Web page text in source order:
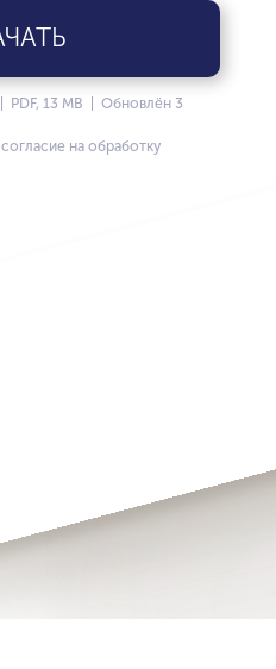
PDF, 13 MB | Обновлён 3
на обработку